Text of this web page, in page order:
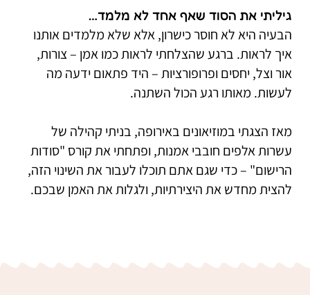
גיליתי את הסוד שאף אחד לא מלמד…
הבעיה היא לא חוסר כישרון, אלא שלא מלמדים אותנו
איך לראות. ברגע שהצלחתי לראות כמו אמן – צורות,
אור וצל, יחסים ופרופורציות – היד פתאום ידעה מה
לעשות. מאותו רגע הכול השתנה.
מאז הצגתי במוזיאונים באירופה, בניתי קהילה של
עשרות אלפים חובבי אמנות, ופתחתי את קורס "סודות
הרישום" – כדי שגם אתם תוכלו לעבור את השינוי הזה,
להצית מחדש את היצירתיות, ולגלות את האמן שבכם.